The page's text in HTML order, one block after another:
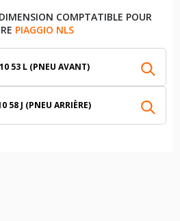
COMPTATIBLE POUR
PIAGGIO NLS
53 L (PNEU AVANT)
58 J (PNEU ARRIÈRE)